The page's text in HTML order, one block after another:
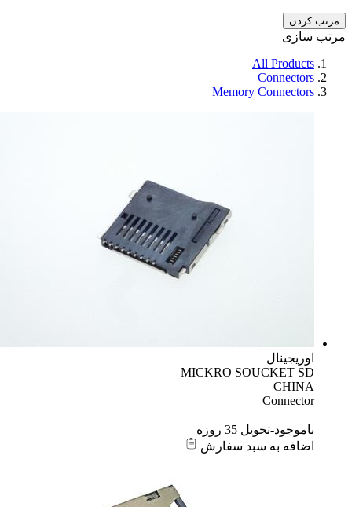
مرتب کردن
مرتب سازی
All Products
Connectors
Memory Connectors
اوریجینال
MICKRO SOUCKET SD
CHINA
Connector
ناموجود-تحویل 35 روزه
اضافه به سبد سفارش